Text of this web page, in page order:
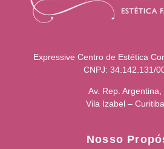
Expressive Centro de Estética
CNPJ: 34.142.131/
Av. Rep. Argentina,
Vila Izabel –
Nosso